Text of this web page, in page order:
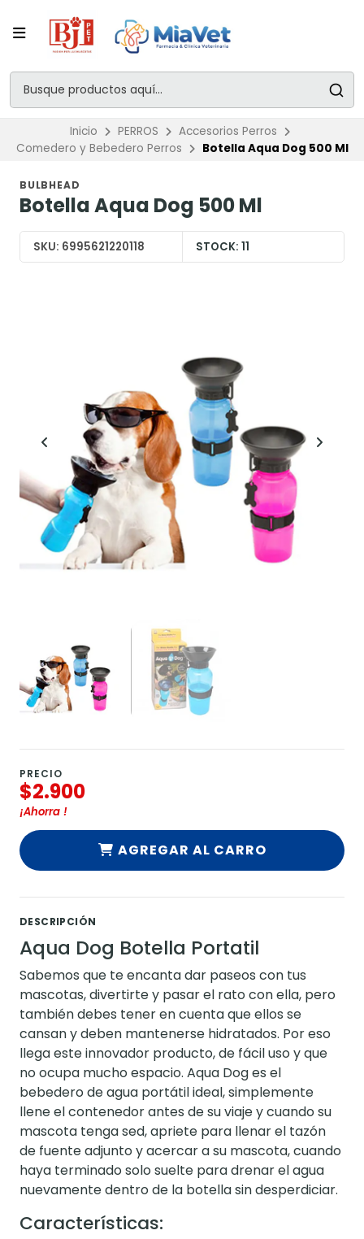
Inicio PERROS
Accesorios Perros
Comedero y Bebedero Perros
Botella Aqua Dog 500 Ml
BULBHEAD
Botella Aqua Dog 500 Ml
SKU: 6995621220118 STOCK: 11
PRECIO
$2.900
¡Ahorra !
AGREGAR AL CARRO
DESCRIPCIÓN
Aqua Dog Botella Portatil
Sabemos que te encanta dar paseos con tus
mascotas, divertirte y pasar el rato con ella, pero
también debes tener en cuenta que ellos se
cansan y deben mantenerse hidratados. Por eso
llega este innovador producto, de fácil uso y que
no ocupa mucho espacio. Aqua Dog es el
bebedero de agua portátil ideal, simplemente
llene el contenedor antes de su viaje y cuando su
mascota tenga sed, apriete para llenar el tazón
de fuente adjunto y acercar a su mascota, cuando
haya terminado solo suelte para drenar el agua
nuevamente dentro de la botella sin desperdiciar.
Características: